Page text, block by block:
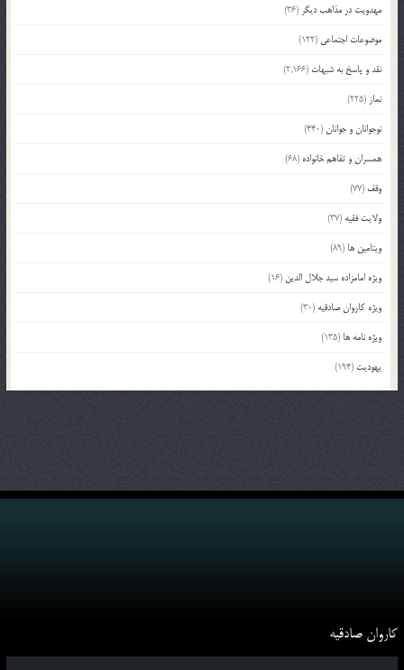
مهدویت در مذاهب دیگر (36)
موضوعات اجتماعی (122)
نقد و پاسخ به شبهات (2,166)
نماز (225)
نوجوانان و جوانان(440)
همسران و تفاهم خانواده (68)
وقف (77)
ولایت فقیه (37)
ویتامین ها (89)
ویژه امامزاده سید جلال الدین (16)
ویژه کاروان صادقیه (30)
ویژه نامه ها (135)
یهودیت (194)
کاروان صادقیه